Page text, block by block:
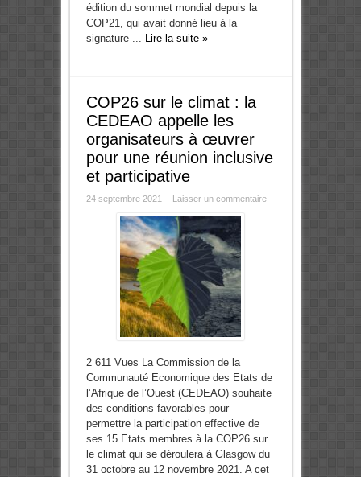
édition du sommet mondial depuis la
COP21, qui avait donné lieu à la
signature ... Lire la suite »
COP26 sur le climat : la
CEDEAO appelle les
organisateurs à œuvrer
pour une réunion inclusive
et participative
24 septembre 2021 Laisser un commentaire
2 611 Vues La Commission de la
Communauté Economique des Etats de
l’Afrique de l’Ouest (CEDEAO) souhaite
des conditions favorables pour
permettre la participation effective de
ses 15 Etats membres à la COP26 sur
le climat qui se déroulera à Glasgow du
31 octobre au 12 novembre 2021. A cet